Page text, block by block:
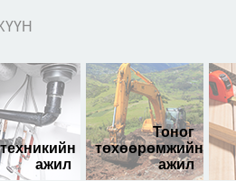
ажил
Тоног
төхөөрөмжийн
ажил